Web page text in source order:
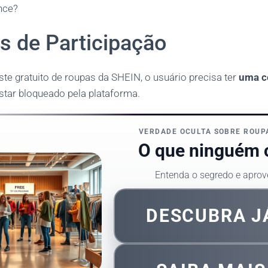
de Participação
gratuito de roupas da SHEIN, o usuário precisa ter uma
bloqueado pela plataforma.
VERDADE OCULTA SOBRE
O que ninguém
Entenda o segredo e
DESCUBRA